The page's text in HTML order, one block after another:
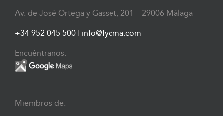
Av. de José Ortega y Gasset, 201 – 29006 Málaga
+34 952 045 500 info@fycma.com
Encuéntranos:
Miembros de: